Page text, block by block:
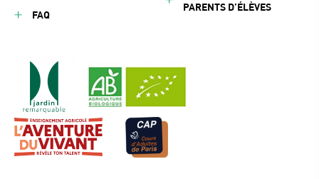
FAQ
PARENTS D’ÉLÈVES